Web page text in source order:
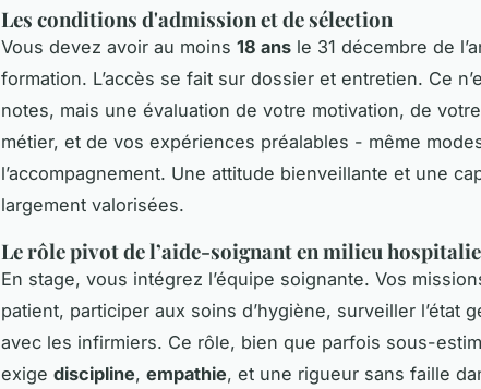
Les conditions d'admission et de sélection
Vous devez avoir au moins 18 ans le 31 décembre de
formation. L’accès se fait sur dossier et entretien. Ce
notes, mais une évaluation de votre motivation, de
métier, et de vos expériences préalables - même
l’accompagnement. Une attitude bienveillante et une
largement valorisées.
Le rôle pivot de l’aide-soignant en milieu
En stage, vous intégrez l’équipe soignante. Vos
patient, participer aux soins d’hygiène, surveiller l’état
avec les infirmiers. Ce rôle, bien que parfois sous-
exige discipline, empathie, et une rigueur sans faille